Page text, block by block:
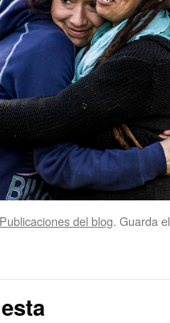
Publicaciones del blog. Guarda